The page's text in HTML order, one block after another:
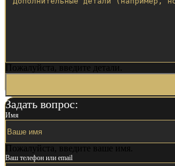
Пожалуйста, введите детали.
Задать вопрос:
Имя
Пожалуйста, введите ваше имя.
Ваш телефон или email